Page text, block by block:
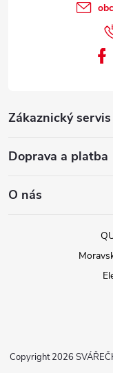
Zákaznický servis
Doprava a platba
O nás
Copyright 2026